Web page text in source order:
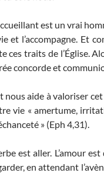
est un vrai
et l’accompagne. Et
ces traits de l’Église.
concorde et
nous aide à valoriser
vie « amertume,
» (Eph 4,31).
est aller. L’amour
en attendant